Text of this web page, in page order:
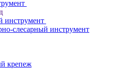
инструмент
слесарный инструмент
крепеж